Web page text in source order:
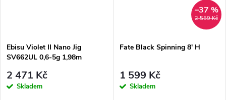
Ebisu Violet II Nano Jig
SV662UL 0,6-5g 1,98m
2 471 Kč
Skladem
2 559 Kč
–37 %
Fate Black Spinning 8' H
1 599 Kč
Skladem